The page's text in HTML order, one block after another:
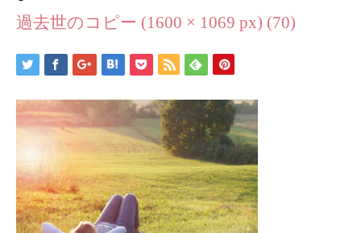
過去世のコピー (1600 × 1069 px) (70)